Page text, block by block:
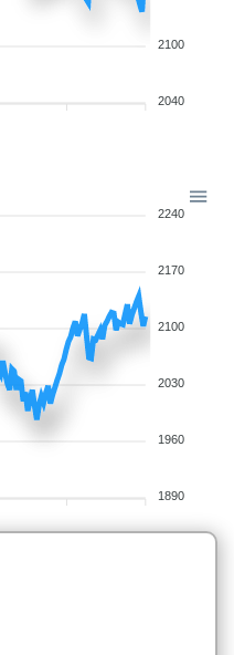
2100
2040
2240
2170
2100
2030
1960
1890